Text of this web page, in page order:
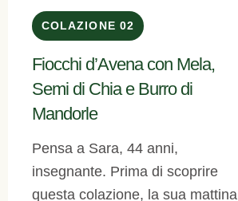
COLAZIONE 02
Fiocchi d’Avena con Mela,
Semi di Chia e Burro di
Mandorle
Pensa a Sara, 44 anni,
insegnante. Prima di scoprire
questa colazione, la sua mattina